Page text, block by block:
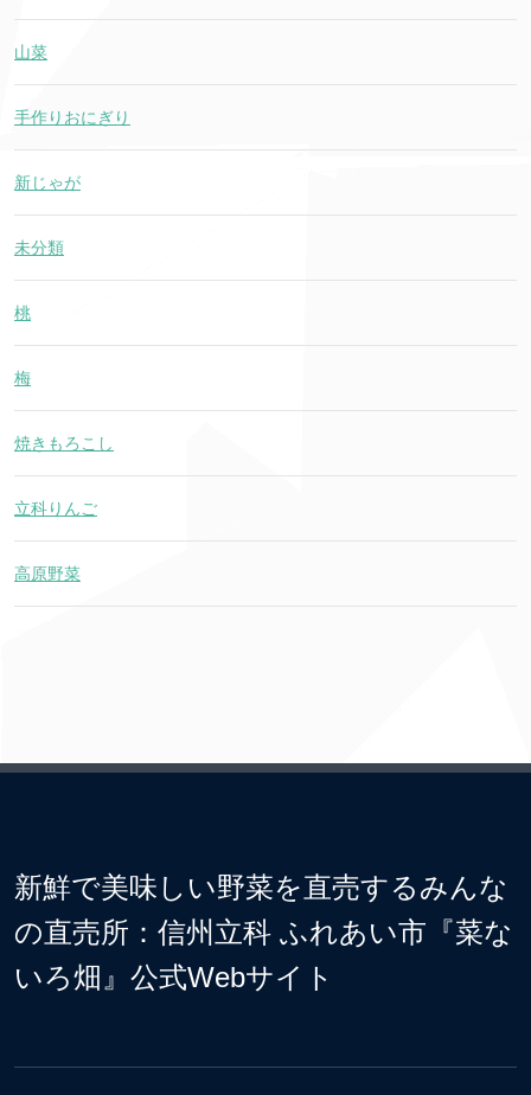
山菜
手作りおにぎり
新じゃが
未分類
桃
梅
焼きもろこし
立科りんご
高原野菜
新鮮で美味しい野菜を直売するみんな
の直売所：信州立科 ふれあい市『菜な
いろ畑』公式Webサイト